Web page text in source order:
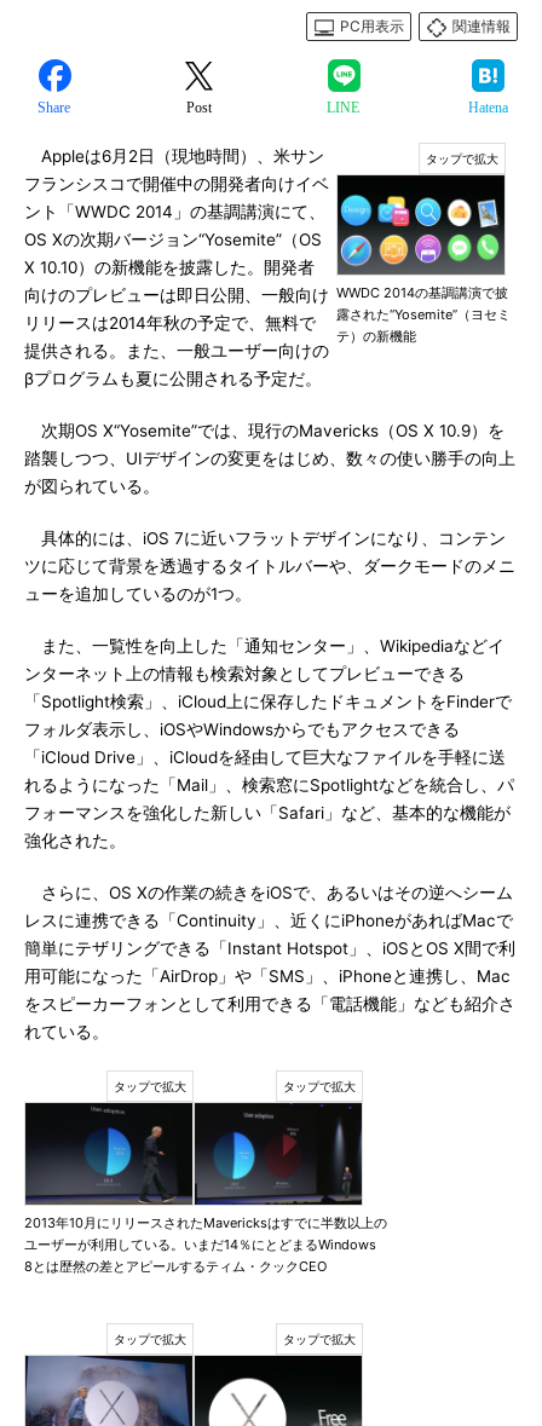
PC用表示
関連情報
Share Post LINE Hatena
WWDC 2014の基調講演で披
露された“Yosemite”（ヨセミ
テ）の新機能
Appleは6月2日（現地時間）、米サン
フランシスコで開催中の開発者向けイベ
ント「WWDC 2014」の基調講演にて、
OS Xの次期バージョン“Yosemite”（OS
X 10.10）の新機能を披露した。開発者
向けのプレビューは即日公開、一般向け
リリースは2014年秋の予定で、無料で
提供される。また、一般ユーザー向けの
βプログラムも夏に公開される予定だ。
次期OS X“Yosemite”では、現行のMavericks（OS X 10.9）を
踏襲しつつ、UIデザインの変更をはじめ、数々の使い勝手の向上
が図られている。
具体的には、iOS 7に近いフラットデザインになり、コンテン
ツに応じて背景を透過するタイトルバーや、ダークモードのメニ
ューを追加しているのが1つ。
また、一覧性を向上した「通知センター」、Wikipediaなどイ
ンターネット上の情報も検索対象としてプレビューできる
「Spotlight検索」、iCloud上に保存したドキュメントをFinderで
フォルダ表示し、iOSやWindowsからでもアクセスできる
「iCloud Drive」、iCloudを経由して巨大なファイルを手軽に送
れるようになった「Mail」、検索窓にSpotlightなどを統合し、パ
フォーマンスを強化した新しい「Safari」など、基本的な機能が
強化された。
さらに、OS Xの作業の続きをiOSで、あるいはその逆へシーム
レスに連携できる「Continuity」、近くにiPhoneがあればMacで
簡単にテザリングできる「Instant Hotspot」、iOSとOS X間で利
用可能になった「AirDrop」や「SMS」、iPhoneと連携し、Mac
をスピーカーフォンとして利用できる「電話機能」なども紹介さ
れている。
2013年10月にリリースされたMavericksはすでに半数以上の
ユーザーが利用している。いまだ14％にとどまるWindows
8とは歴然の差とアピールするティム・クックCEO